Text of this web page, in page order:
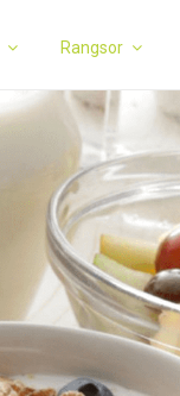
Rangsor